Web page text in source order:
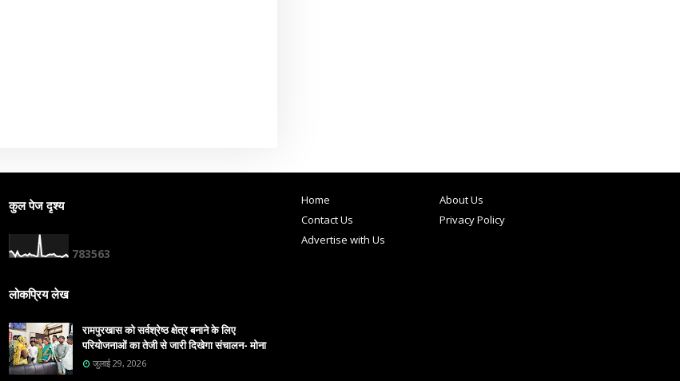
कुल पेज दृश्य
783563
लोकप्रिय लेख
रामपुरखास को सर्वश्रेष्ठ क्षेत्र बनाने के लिए
परियोजनाओं का तेजी से जारी दिखेगा संचालन- मोना
जुलाई 29, 2026
Home
About Us
Contact Us
Privacy Policy
Advertise with Us